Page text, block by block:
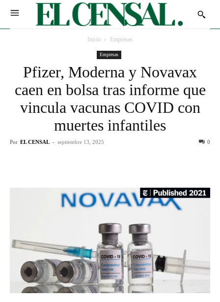
Inicio Empresas
Empresas
Pfizer, Moderna y Novavax
caen en bolsa tras informe que
vincula vacunas COVID con
muertes infantiles
Por EL CENSAL - septiembre 13, 2025 0